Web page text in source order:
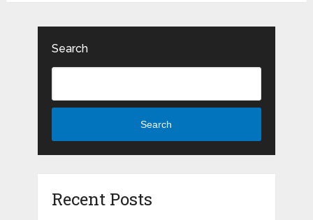
Search
Search
Recent Posts